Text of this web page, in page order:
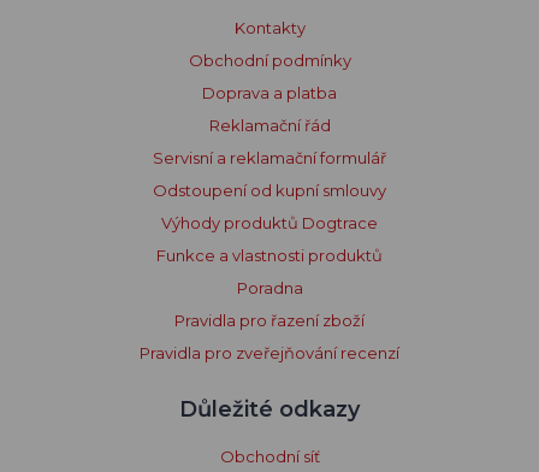
Kontakty
Obchodní podmínky
Doprava a platba
Reklamační řád
Servisní a reklamační formulář
Odstoupení od kupní smlouvy
Výhody produktů Dogtrace
Funkce a vlastnosti produktů
Poradna
Pravidla pro řazení zboží
Pravidla pro zveřejňování recenzí
Důležité odkazy
Obchodní síť